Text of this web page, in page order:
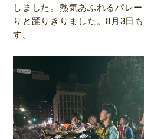
しました。熱気あふれるパレ
りと踊りきりました。8月3日
す。